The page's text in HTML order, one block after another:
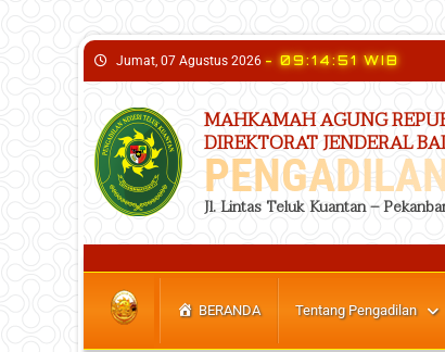
Jumat, 07 Agustus 2026 - 09:14:52 WIB
MAHKAMAH AGUNG
DIREKTORAT JENDERAL
Jl. Lintas Teluk Kuantan –
BERANDA Tentang Pengadilan